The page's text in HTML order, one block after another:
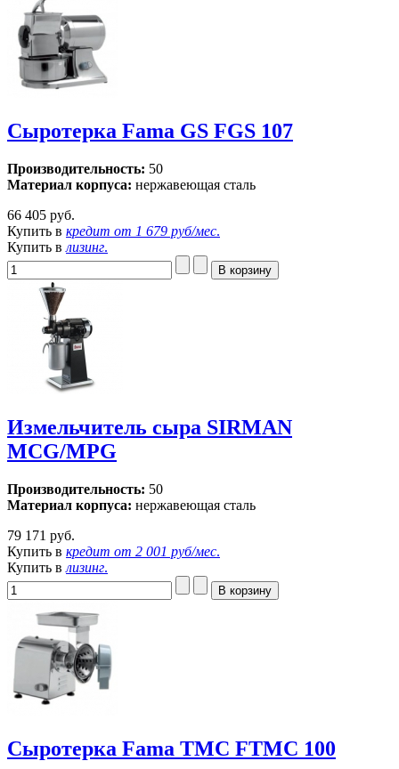
Сыротерка Fama GS FGS 107
Производительность: 50
Материал корпуса: нержавеющая сталь
66 405 руб.
Купить в кредит от 1 679 руб/мес.
Купить в лизинг.
Измельчитель сыра SIRMAN
MCG/MPG
Производительность: 50
Материал корпуса: нержавеющая сталь
79 171 руб.
Купить в кредит от 2 001 руб/мес.
Купить в лизинг.
Сыротерка Fama TMC FTMC 100